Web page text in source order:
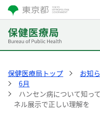
保健医療局トップ お知
6月
ハンセン病について知っ
ネル展示で正しい理解を